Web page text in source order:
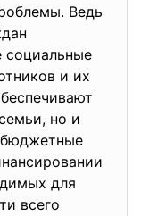
Ведь
социальные
и их
но и
для
всего